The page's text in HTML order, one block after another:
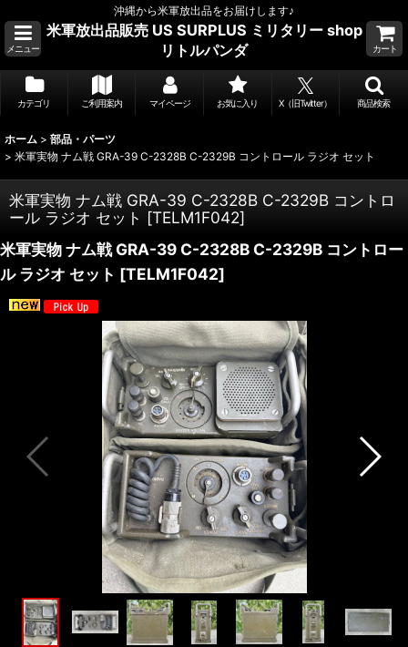
沖縄から米軍放出品をお届けします♪
メニュー
米軍放出品販売 US SURPLUS ミリタリー shop
リトルパンダ
カート
カテゴリ ご利用案内 マイページ お気に入り X（旧Twitter） 商品検索
ホーム > 部品・パーツ
> 米軍実物 ナム戦 GRA-39 C-2328B C-2329B コントロール ラジオ セット
米軍実物 ナム戦 GRA-39 C-2328B C-2329B コントロ
ール ラジオ セット [TELM1F042]
米軍実物 ナム戦 GRA-39 C-2328B C-2329B コントロー
ル ラジオ セット [TELM1F042]